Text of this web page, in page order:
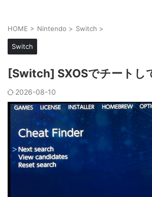
HOME > Nintendo > Switch >
Switch
[Switch] SXOSでチートし
2026-08-10